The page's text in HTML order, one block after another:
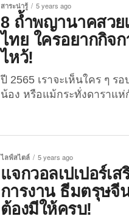
18:30-20:30 น....
สาระน่ารู้ 5 years ago
8 ถ้ำพญานาคสว
ไทย ใครอยากกิจก
ไหว้!
ปี 2565 เราจะเห็นใคร ๆ ร
น้อง หรือแม้กระทั่งดาราแ
พญานาคประทานพร” เป็นปี
2565) โดยชาวไทยเชื่อกัน
หรือเดินทางไปในพื้นที่ดินแ
ก็แล้วแต่ กลับมาแล้วงานจ
ไลฟ์สไตล์ 5 years ago
แจกวอลเปเปอร์เ
การงาน ธีมตรุษจี
ต้องมีให้ครบ!